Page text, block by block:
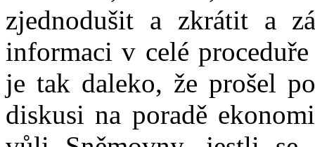
zjednodušit a zkrátit a
informaci v celé
je tak daleko, že prošel
diskusi na poradě